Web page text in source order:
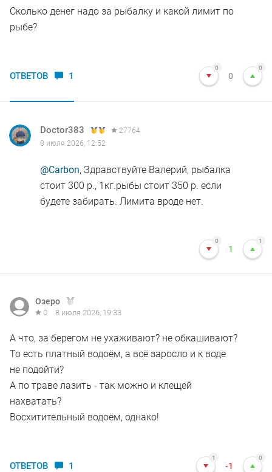
Сколько денег надо за рыбалку и какой лимит по
рыбе?
ОТВЕТОВ 1
0
0
0
Doctor383
27764
8 июля 2026, 12:52
@Carbon, Здравствуйте Валерий, рыбалка
стоит 300 р., 1кг.рыбы стоит 350 р. если
будете забирать. Лимита вроде нет.
0
1
1
Озеро
0 8 июля 2026, 19:33
А что, за берегом не ухаживают? не обкашивают?
То есть платный водоём, а всё заросло и к воде
не подойти?
А по траве лазить - так можно и клещей
нахватать?
Восхитительный водоём, однако!
ОТВЕТОВ 1
1
-1
0